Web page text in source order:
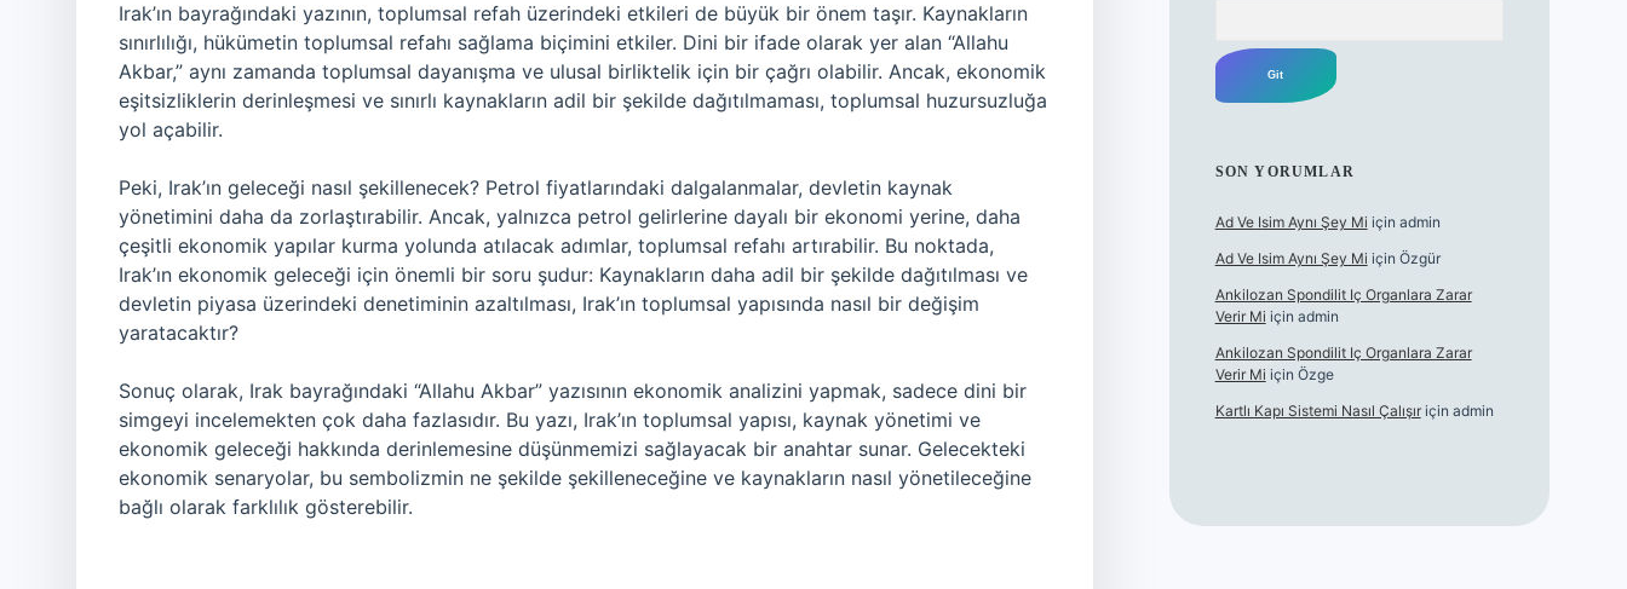
Irak’ın bayrağındaki yazının, toplumsal refah üzerindeki etkileri de büyük bir önem taşır. Kaynakların
sınırlılığı, hükümetin toplumsal refahı sağlama biçimini etkiler. Dini bir ifade olarak yer alan “Allahu
Akbar,” aynı zamanda toplumsal dayanışma ve ulusal birliktelik için bir çağrı olabilir. Ancak, ekonomik
eşitsizliklerin derinleşmesi ve sınırlı kaynakların adil bir şekilde dağıtılmaması, toplumsal huzursuzluğa
yol açabilir.
Peki, Irak’ın geleceği nasıl şekillenecek? Petrol fiyatlarındaki dalgalanmalar, devletin kaynak
yönetimini daha da zorlaştırabilir. Ancak, yalnızca petrol gelirlerine dayalı bir ekonomi yerine, daha
çeşitli ekonomik yapılar kurma yolunda atılacak adımlar, toplumsal refahı artırabilir. Bu noktada,
Irak’ın ekonomik geleceği için önemli bir soru şudur: Kaynakların daha adil bir şekilde dağıtılması ve
devletin piyasa üzerindeki denetiminin azaltılması, Irak’ın toplumsal yapısında nasıl bir değişim
yaratacaktır?
Sonuç olarak, Irak bayrağındaki “Allahu Akbar” yazısının ekonomik analizini yapmak, sadece dini bir
simgeyi incelemekten çok daha fazlasıdır. Bu yazı, Irak’ın toplumsal yapısı, kaynak yönetimi ve
ekonomik geleceği hakkında derinlemesine düşünmemizi sağlayacak bir anahtar sunar. Gelecekteki
ekonomik senaryolar, bu sembolizmin ne şekilde şekilleneceğine ve kaynakların nasıl yönetileceğine
bağlı olarak farklılık gösterebilir.
SON YORUMLAR
Ad Ve Isim Aynı Şey Mi için admin
Ad Ve Isim Aynı Şey Mi için Özgür
Ankilozan Spondilit Iç Organlara Zarar
Verir Mi için admin
Ankilozan Spondilit Iç Organlara Zarar
Verir Mi için Özge
Kartlı Kapı Sistemi Nasıl Çalışıriçin admin